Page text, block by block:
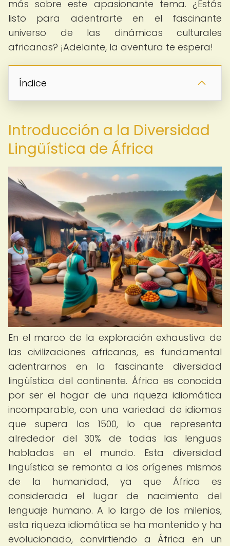
más sobre este apasionante tema. ¿Estás
listo para adentrarte en el fascinante
universo de las dinámicas culturales
africanas? ¡Adelante, la aventura te espera!
Índice
Introducción a la Diversidad
Lingüística de África
En el marco de la exploración exhaustiva de
las civilizaciones africanas, es fundamental
adentrarnos en la fascinante diversidad
lingüística del continente. África es conocida
por ser el hogar de una riqueza idiomática
incomparable, con una variedad de idiomas
que supera los 1500, lo que representa
alrededor del 30% de todas las lenguas
habladas en el mundo. Esta diversidad
lingüística se remonta a los orígenes mismos
de la humanidad, ya que África es
considerada el lugar de nacimiento del
lenguaje humano. A lo largo de los milenios,
esta riqueza idiomática se ha mantenido y ha
evolucionado, convirtiendo a África en un